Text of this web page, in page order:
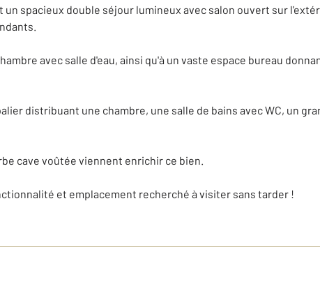
spacieux double séjour lumineux avec salon ouvert sur
avec salle d'eau, ainsi qu'à un vaste espace bureau
distribuant une chambre, une salle de bains avec WC, un
cave voûtée viennent enrichir ce bien.
et emplacement recherché à visiter sans tarder !